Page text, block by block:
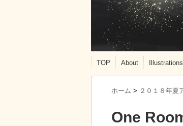
TOP About Illustrations
ホーム > ２０１８年夏
One